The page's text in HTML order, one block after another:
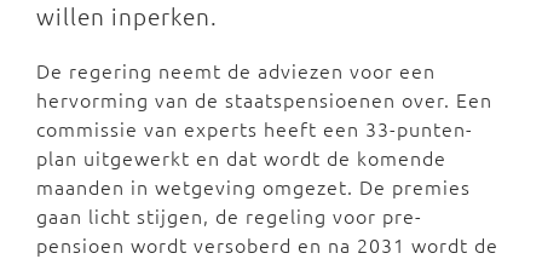
willen inperken.
De regering neemt de adviezen voor een
hervorming van de staatspensioenen over. Een
commissie van experts heeft een 33-punten-
plan uitgewerkt en dat wordt de komende
maanden in wetgeving omgezet. De premies
gaan licht stijgen, de regeling voor pre-
pensioen wordt versoberd en na 2031 wordt de